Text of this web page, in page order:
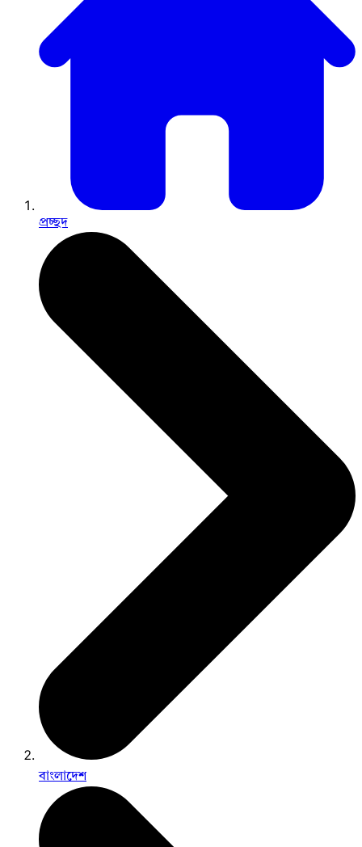
প্রচ্ছদ
বাংলাদেশ